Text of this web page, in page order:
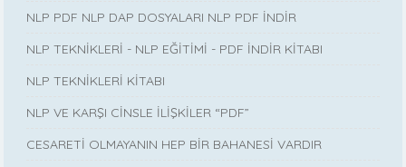
NLP PDF NLP DAP DOSYALARI NLP PDF İNDİR
NLP TEKNİKLERİ - NLP EĞİTİMİ - PDF İNDİR KİTABI
NLP TEKNİKLERİ KİTABI
NLP VE KARŞI CİNSLE İLİŞKİLER “PDF”
CESARETİ OLMAYANIN HEP BİR BAHANESİ VARDIR